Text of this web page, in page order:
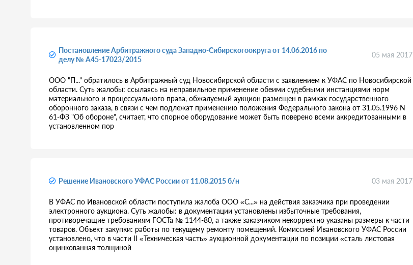
Постановление Арбитражного суда Западно-Сибирскогоокруга от 14.06.2016 по
делу № А45-17023/2015
05 мая 2017
ООО "П..." обратилось в Арбитражный суд Новосибирской области с заявлением к УФАС по Новосибирской
области. Суть жалобы: ссылаясь на неправильное применение обеими судебными инстанциями норм
материального и процессуального права, обжалуемый аукцион размещен в рамках государственного
оборонного заказа, в связи с чем подлежат применению положения Федерального закона от 31.05.1996 N
61-ФЗ "Об обороне", считает, что спорное оборудование может быть поверено всеми аккредитованными в
установленном пор
Решение Ивановского УФАС России от 11.08.2015 б/н 03 мая 2017
В УФАС по Ивановской области поступила жалоба ООО «С...» на действия заказчика при проведении
электронного аукциона. Суть жалобы: в документации установлены избыточные требования,
противоречащие требованиям ГОСТа № 1144-80, а также заказчиком некорректно указаны размеры к части
товаров. Объект закупки: работы по текущему ремонту помещений. Комиссией Ивановского УФАС России
установлено, что в части II «Техническая часть» аукционной документации по позиции «сталь листовая
оцинкованная толщиной